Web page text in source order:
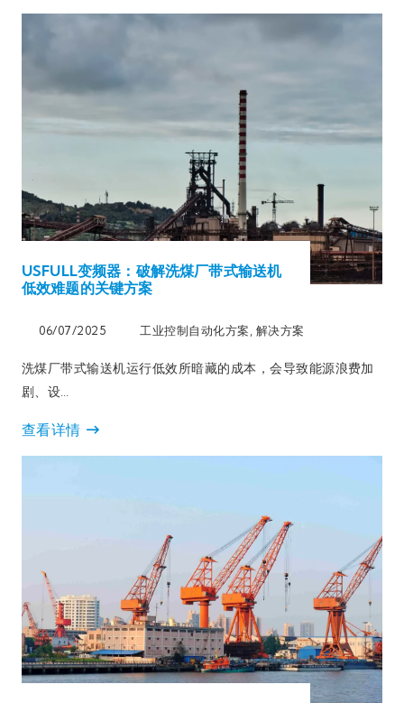
USFULL变频器：破解洗煤厂带式输送机
低效难题的关键方案
06/07/2025 工业控制自动化方案 解决方案
洗煤厂带式输送机运行低效所暗藏的成本，会导致能源浪费加
剧、设…
查看详情